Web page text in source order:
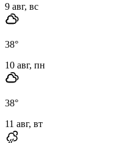
9 авг, вс
38°
10 авг, пн
38°
11 авг, вт